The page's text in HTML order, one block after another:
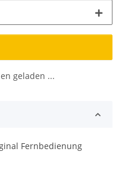
geladen ...
Fernbedienung